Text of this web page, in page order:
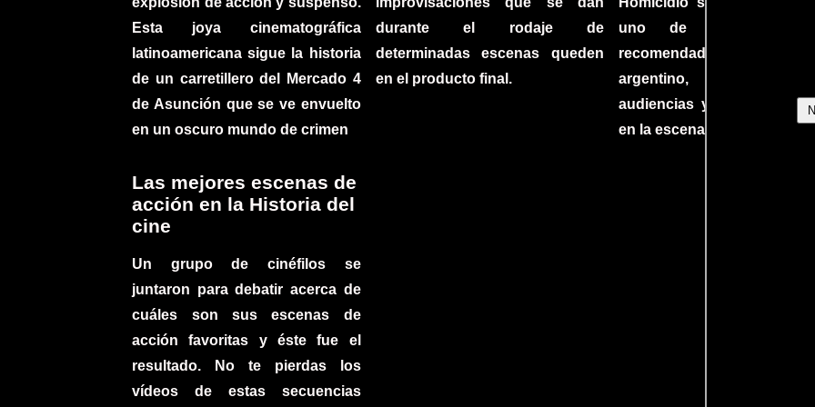
Esta joya cinematográfica
latinoamericana sigue la historia
de un carretillero del Mercado 4
de Asunción que se ve envuelto
en un oscuro mundo de crimen
durante el rodaje de
determinadas escenas queden
en el producto final.
uno de los filmes
recomendados del
argentino,
audiencias y dejando su
en la escena internacional.
Las mejores escenas de
acción en la Historia del
cine
Un grupo de cinéfilos se
juntaron para debatir acerca de
cuáles son sus escenas de
acción favoritas y éste fue el
resultado. No te pierdas los
vídeos de estas secuencias